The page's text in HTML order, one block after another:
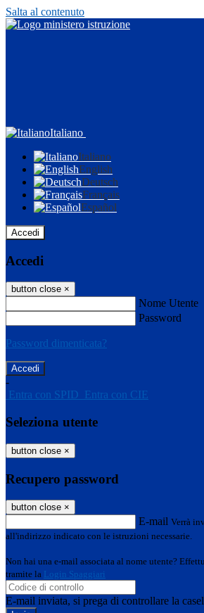
Salta al contenuto
Italiano
Italiano
English
Deutsch
Français
Español
Accedi
Accedi
button close ×
Nome Utente
Password
Password dimenticata?
-
Entra con SPID Entra con CIE
Seleziona utente
button close ×
Recupero password
button close ×
E-mail Verrà
all'indirizzo indicato con le istruzioni necessarie.
Non hai una e-mail associata al nome utente?
tramite la Login Spaggiari
E-mail inviata, si prega di controllare la